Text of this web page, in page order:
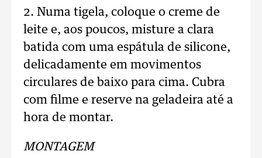
2. Numa tigela, coloque o creme de
leite e, aos poucos, misture a clara
batida com uma espátula de silicone,
delicadamente em movimentos
circulares de baixo para cima. Cubra
com filme e reserve na geladeira até a
hora de montar.
MONTAGEM